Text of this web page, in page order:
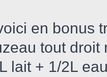
en bonus
tout droit
lait + 1/2L